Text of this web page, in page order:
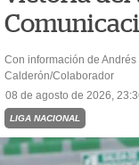
Con información de Andrés
Calderón/Colaborador
08 de agosto de 2026,
LIGA NACIONAL